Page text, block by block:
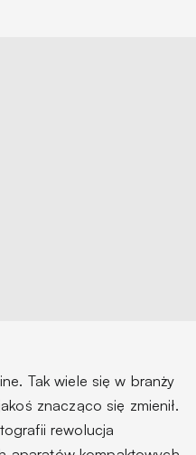
Tak wiele się w branży
znacząco się zmienił.
rewolucja